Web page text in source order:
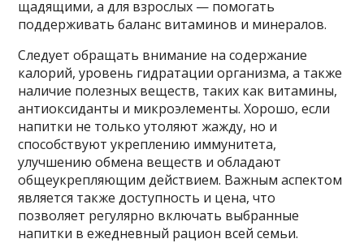
щадящими, а для взрослых — помогать
поддерживать баланс витаминов и минералов.
Следует обращать внимание на содержание
калорий, уровень гидратации организма, а также
наличие полезных веществ, таких как витамины,
антиоксиданты и микроэлементы. Хорошо, если
напитки не только утоляют жажду, но и
способствуют укреплению иммунитета,
улучшению обмена веществ и обладают
общеукрепляющим действием. Важным аспектом
является также доступность и цена, что
позволяет регулярно включать выбранные
напитки в ежедневный рацион всей семьи.